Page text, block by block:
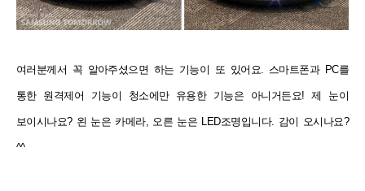
여러분께서 꼭 알아주셨으면 하는 기능이 또 있어요. 스마트폰과 PC를
통한 원격제어 기능이 청소에만 유용한 기능은 아니거든요! 제 눈이
보이시나요? 왼 눈은 카메라, 오른 눈은 LED조명입니다. 감이 오시나요?
^^